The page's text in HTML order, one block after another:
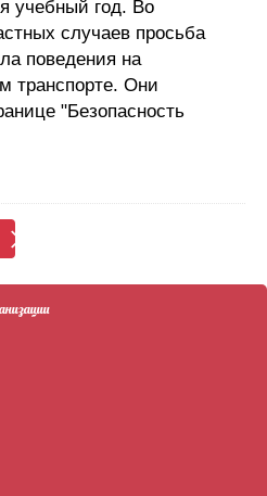
учебный год. Во
случаев просьба
поведения на
транспорте. Они
"Безопасность